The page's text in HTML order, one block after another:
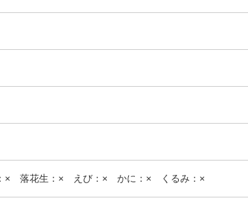
落花生：× えび：× かに：× くるみ：×